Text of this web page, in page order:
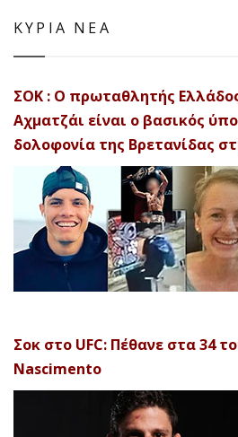
ΚΥΡΙΑ ΝΕΑ
ΣΟΚ : Ο πρωταθλητής
Αχματζάι είναι ο βασικός
δολοφονία της Βρετανίδας
Σοκ στο UFC: Πέθανε στα 34
Nascimento